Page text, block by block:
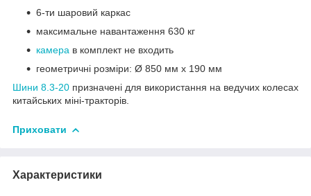
6-ти шаровий каркас
максимальне навантаження 630 кг
камера в комплект не входить
геометричні розміри: Ø 850 мм x 190 мм
Шини 8.3-20 призначені для використання на ведучих колесах
китайських міні-тракторів.
Приховати
Характеристики